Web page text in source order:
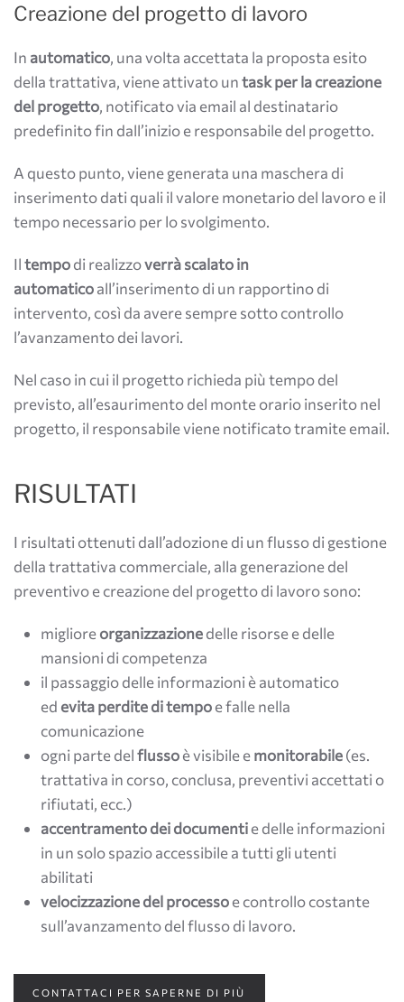
Creazione del progetto di lavoro
In automatico, una volta accettata la proposta esito
della trattativa, viene attivato untask per la creazione
del progetto, notificato via email al destinatario
predefinito fin dall’inizio e responsabile del progetto.
A questo punto, viene generata una maschera di
inserimento dati quali il valore monetario del lavoro e il
tempo necessario per lo svolgimento.
Iltempodi realizzoverrà scalato in
automaticoall’inserimento di un rapportino di
intervento, così da avere sempre sotto controllo
l’avanzamento dei lavori.
Nel caso in cui il progetto richieda più tempo del
previsto, all’esaurimento del monte orario inserito nel
progetto, il responsabile viene notificato tramite email.
RISULTATI
I risultati ottenuti dall’adozione di un flusso di gestione
della trattativa commerciale, alla generazione del
preventivo e creazione del progetto di lavoro sono:
miglioreorganizzazionedelle risorse e delle
mansioni di competenza
il passaggio delle informazioni è automatico
ed evita perdite di tempoe falle nella
comunicazione
ogni parte delflussoè visibile emonitorabile(es.
trattativa in corso, conclusa, preventivi accettati o
rifiutati, ecc.)
accentramento dei documentie delle informazioni
in un solo spazio accessibile a tutti gli utenti
abilitati
velocizzazione del processoe controllo costante
sull’avanzamento del flusso di lavoro.
CONTATTACI PER SAPERNE DI PIÙ